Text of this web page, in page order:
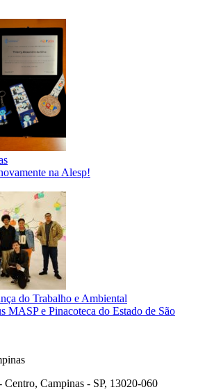
na Alesp!
do Trabalho e Ambiental
MASP e Pinacoteca do Estado de São
Campinas - SP, 13020-060